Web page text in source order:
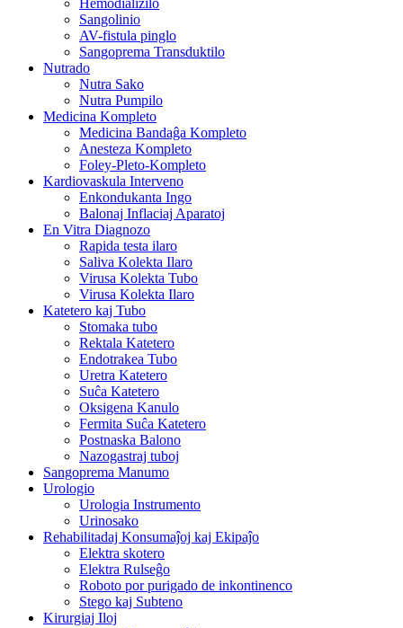
Sangolinio
AV-fistula pinglo
Sangoprema Transduktilo
Nutrado
Nutra Sako
Nutra Pumpilo
Medicina Kompleto
Medicina Bandaĝa Kompleto
Anesteza Kompleto
Foley-Pleto-Kompleto
Kardiovaskula Interveno
Enkondukanta Ingo
Balonaj Inflaciaj Aparatoj
En Vitra Diagnozo
Rapida testa ilaro
Saliva Kolekta Ilaro
Virusa Kolekta Tubo
Virusa Kolekta Ilaro
Katetero kaj Tubo
Stomaka tubo
Rektala Katetero
Endotrakea Tubo
Uretra Katetero
Suĉa Katetero
Oksigena Kanulo
Fermita Suĉa Katetero
Postnaska Balono
Nazogastraj tuboj
Sangoprema Manumo
Urologio
Urologia Instrumento
Urinosako
Rehabilitadaj Konsumaĵoj kaj Ekipaĵo
Elektra skotero
Elektra Rulseĝo
Roboto por purigado de inkontinenco
Stego kaj Subteno
Kirurgiaj Iloj